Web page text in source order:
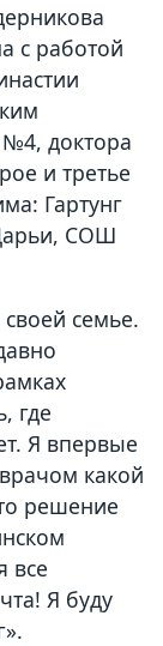
с работой
доктора
и третье
Гартунг
СОШ
своей семье.
где
Я впервые
какой
решение
все
Я буду